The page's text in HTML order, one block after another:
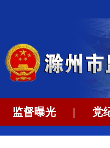
监督曝光 | 党